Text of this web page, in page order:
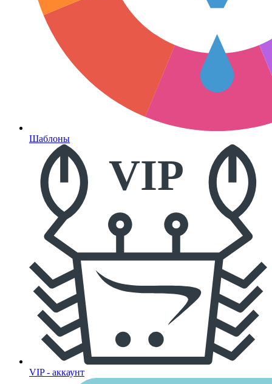
Шаблоны
VIP - аккаунт